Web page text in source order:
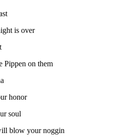
is over
Pippen on them
honor
soul
blow your noggin